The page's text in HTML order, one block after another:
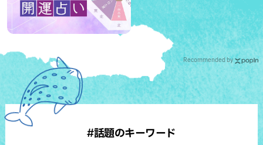
Recommended by
#話題のキーワード